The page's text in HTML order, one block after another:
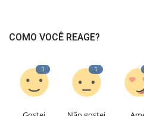
COMO VOCÊ REAGE?
1 1